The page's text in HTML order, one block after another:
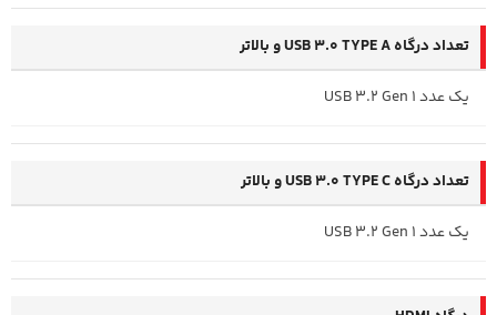
تعداد درگاه USB 3.0 TYPE A و بالاتر
یک عدد USB 3.2 Gen 1
تعداد درگاه USB 3.0 TYPE C و بالاتر
یک عدد USB 3.2 Gen 1